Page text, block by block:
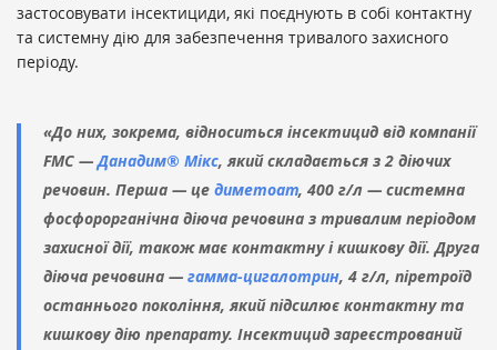
застосовувати інсектициди, які поєднують в собі контактну
та системну дію для забезпечення тривалого захисного
періоду.
«До них, зокрема, відноситься інсектицид від компанії
FMC — Данадим® Мікс, який складається з 2 діючих
речовин. Перша — це диметоат, 400 г/л — системна
фосфорорганічна діюча речовина з тривалим періодом
захисної дії, також має контактну і кишкову дії. Друга
діюча речовина — гамма-цигалотрин, 4 г/л, піретроїд
останнього покоління, який підсилює контактну та
кишкову дію препарату. Інсектицид зареєстрований